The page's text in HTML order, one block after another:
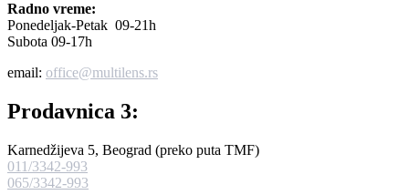
Radno vreme:
Ponedeljak-Petak 09-21h
Subota 09-17h
email: office@multilens.rs
Prodavnica 3:
Karnedžijeva 5, Beograd (preko puta TMF)
011/3342-993
065/3342-993